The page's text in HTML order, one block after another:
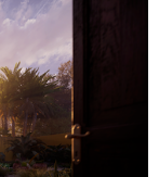
ユーザー事例
プロダクト
Products